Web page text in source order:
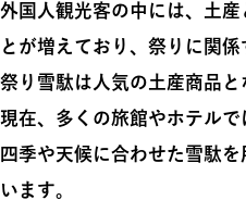
外国人観光客の中には、土
とが増えており、祭りに関
祭り雪駄は人気の土産商品と
現在、多くの旅館やホテルで
四季や天候に合わせた雪駄
います。